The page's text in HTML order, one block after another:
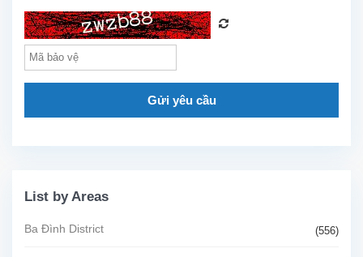
Gửi yêu cầu
List by Areas
Ba Đình District (556)